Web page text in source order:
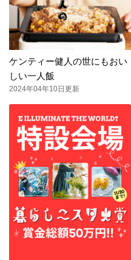
ケンティー健人の世にもおい
しい一人飯
2024年04年10日更新